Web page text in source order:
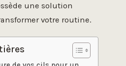
une solution
votre routine.